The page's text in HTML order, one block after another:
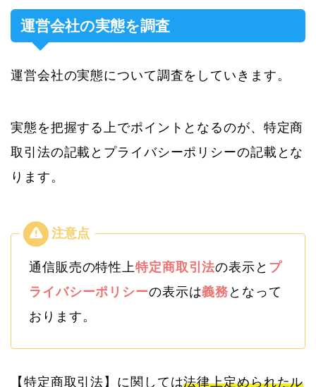
運営会社の実態を調査
運営会社の実態について調査をしていきます。
実態を把握する上でポイントとなるのが、特定商
取引法の記載とプライバシーポリシーの記載とな
ります。
通信販売の特性上特定商取引法の表示と プ
ライバシーポリシーの表示は義務 となって
おります。
【特定商取引法】に関しては法律上定められたル